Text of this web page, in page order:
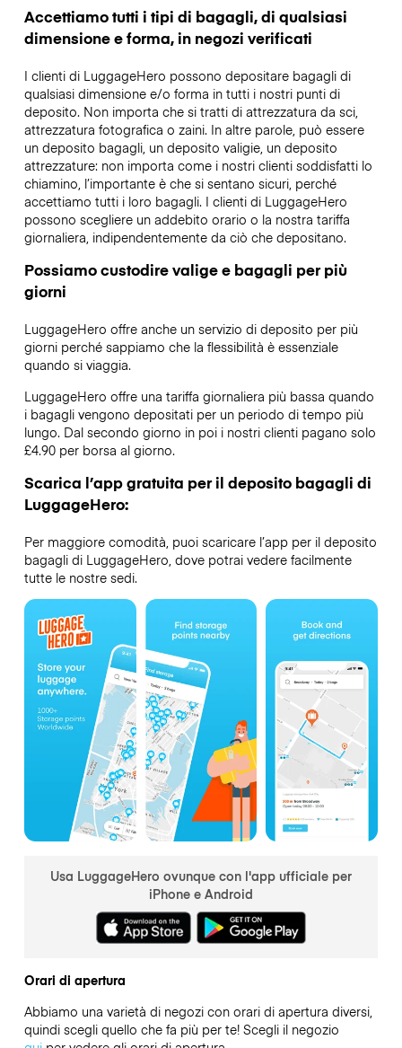
Accettiamo tutti i tipi di bagagli, di qualsiasi
dimensione e forma, in negozi verificati
I clienti di LuggageHero possono depositare bagagli di
qualsiasi dimensione e/o forma in tutti i nostri punti di
deposito. Non importa che si tratti di attrezzatura da sci,
attrezzatura fotografica o zaini. In altre parole, può essere
un deposito bagagli, un deposito valigie, un deposito
attrezzature: non importa come i nostri clienti soddisfatti lo
chiamino, l’importante è che si sentano sicuri, perché
accettiamo tutti i loro bagagli. I clienti di LuggageHero
possono scegliere un addebito orario o la nostra tariffa
giornaliera, indipendentemente da ciò che depositano.
Possiamo custodire valige e bagagli per più
giorni
LuggageHero offre anche un servizio di deposito per più
giorni perché sappiamo che la flessibilità è essenziale
quando si viaggia.
LuggageHero offre una tariffa giornaliera più bassa quando
i bagagli vengono depositati per un periodo di tempo più
lungo. Dal secondo giorno in poi i nostri clienti pagano solo
£4.90 per borsa al giorno.
Scarica l’app gratuita per il deposito bagagli di
LuggageHero:
Per maggiore comodità, puoi scaricare l’app per il deposito
bagagli di LuggageHero, dove potrai vedere facilmente
tutte le nostre sedi.
Usa LuggageHero ovunque con l'app ufficiale per
iPhone e Android
Orari di apertura
Abbiamo una varietà di negozi con orari di apertura diversi,
quindi scegli quello che fa più per te! Scegli il negozio